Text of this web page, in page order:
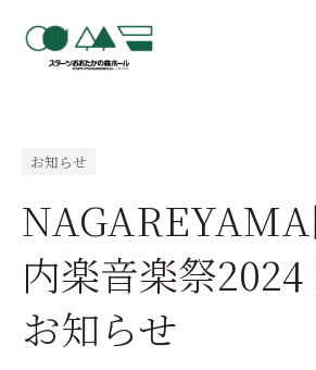
お知らせ
内楽音楽祭2024
お知らせ